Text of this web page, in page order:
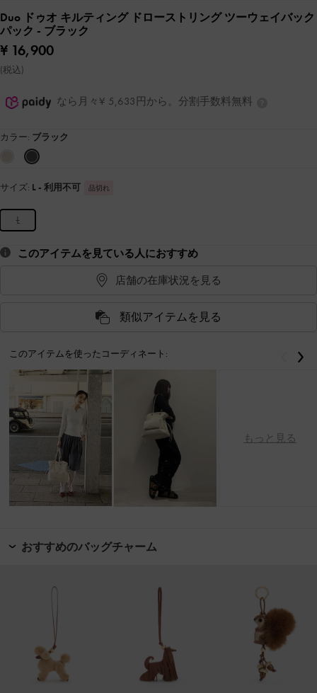
Duo ドゥオ キルティング ドローストリング ツーウェイバック
パック - ブラック
¥ 16,900
(税込)
なら月々¥ 5,633円から。分割手数料無料
カラー: ブラック
サイズ: L - 利用不可 品切れ
L
このアイテムを見ている人におすすめ
店舗の在庫状況を見る
類似アイテムを見る
このアイテムを使ったコーディネート:
もっと見る
戻る
おすすめのバッグチャーム